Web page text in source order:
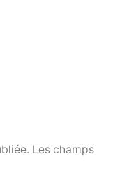
Les champs